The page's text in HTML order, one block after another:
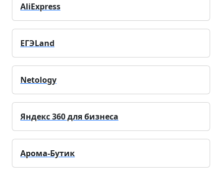
AliExpress
ЕГЭLand
Netology
Яндекс 360 для бизнеса
Арома-Бутик